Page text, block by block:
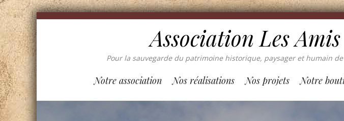
Association Les
Pour la sauvegarde du patrimoine historique, paysager et humain
Notre association Nos réalisations Nos projets Notre